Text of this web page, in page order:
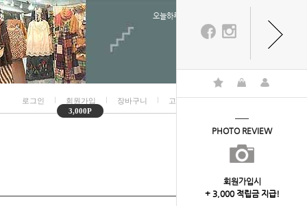
오늘하루 열지않음
로그인
회원가입
3,000P
장바구니 고객센터 ㅣ
PHOTO REVIEW
회원가입시
+ 3,000 적립금 지급!